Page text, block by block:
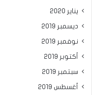
يناير 2020
ديسمبر 2019
نوفمبر 2019
أكتوبر 2019
سبتمبر 2019
أغسطس 2019